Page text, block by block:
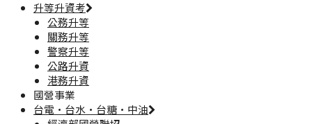
升等升資考
公務升等
關務升等
警察升等
公路升資
港務升資
國營事業
台電·台水·台糖·中油